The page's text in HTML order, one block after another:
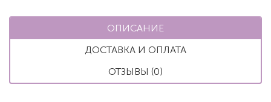
ОПИСАНИЕ
ДОСТАВКА И ОПЛАТА
ОТЗЫВЫ (0)